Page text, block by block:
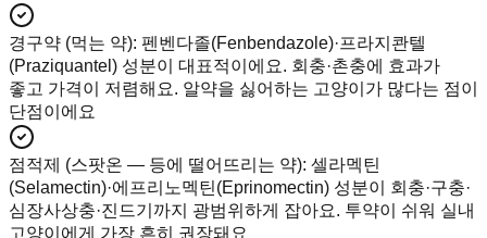
경구약 (먹는 약): 펜벤다졸(Fenbendazole)·프라지콴텔
(Praziquantel) 성분이 대표적이에요. 회충·촌충에 효과가
좋고 가격이 저렴해요. 알약을 싫어하는 고양이가 많다는 점이
단점이에요
점적제 (스팟온 — 등에 떨어뜨리는 약): 셀라멕틴
(Selamectin)·에프리노멕틴(Eprinomectin) 성분이 회충·구충·
심장사상충·진드기까지 광범위하게 잡아요. 투약이 쉬워 실내
고양이에게 가장 흔히 권장돼요